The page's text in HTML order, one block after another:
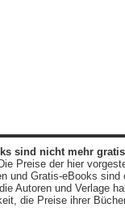
sind nicht mehr
Die Preise der hier
und Gratis-eBooks sind
Autoren und Verlage
die Preise ihrer